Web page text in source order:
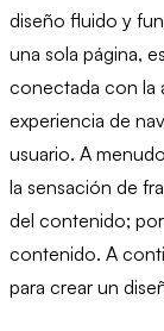
diseño fluido y
una sola página,
conectada con la
experiencia de
usuario. A
la sensación de
del contenido;
contenido. A
para crear un